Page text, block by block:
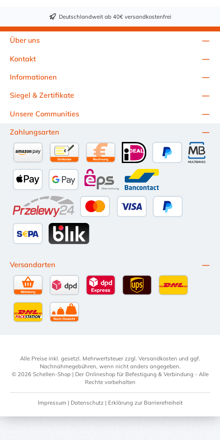
Deutschlandweit ab 40€ versandkostenfrei
Über uns
Kontakt
Informationen
Unsere Communities
Siegel & Zertifikate
Zahlungsarten
Kauf auf Rechnung (10 Tage Netto)
iDEAL
Apple Pay Google Pay eps Bancontact
Przelewy24
Amazon PayVorkasse per Überweisung
Versandarten
Alle Preise inkl. gesetzl. Mehrwertsteuer zzgl. Versandkosten und ggf.
Nachnahmegebühren, wenn nicht anders angegeben.
© 2026 Schellen-Shop | Der Onlineshop für Befestigung & Verbindung - Alle
Rechte vorbehalten
Impressum | Datenschutz| Erklärung zur Barrierefreiheit